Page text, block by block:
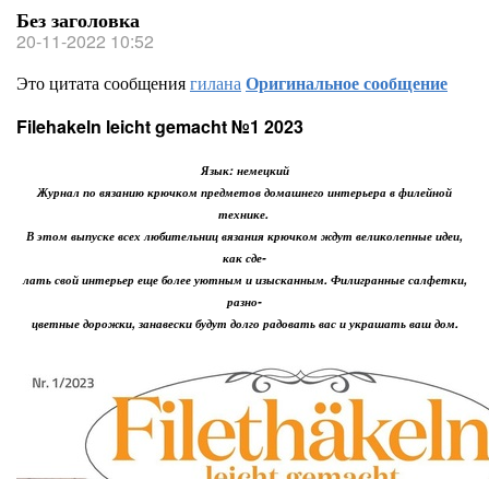
Без заголовка
20-11-2022 10:52
Это цитата сообщениягиланаОригинальное сообщение
Filehakeln leicht gemacht №1 2023
Язык: немецкий
Журнал по вязанию крючком предметов домашнего интерьера в филейной
технике.
В этом выпуске всех любительниц вязания крючком ждут великолепные идеи,
как сде-
лать свой интерьер еще более уютным и изысканным. Филигранные салфетки,
разно-
цветные дорожки, занавески будут долго радовать вас и украшать ваш дом.